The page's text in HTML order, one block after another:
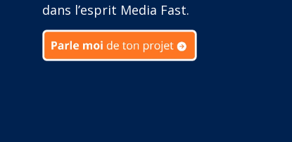
dans l’esprit Media Fast.